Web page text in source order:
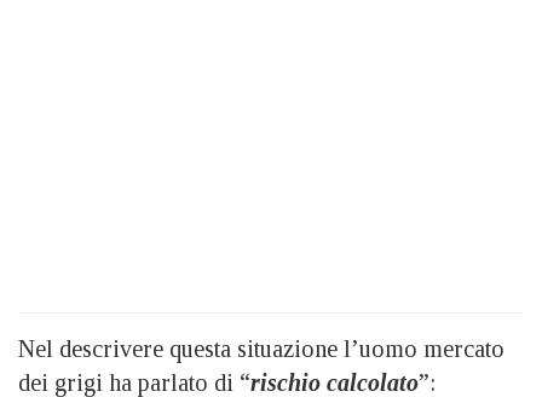
Nel descrivere questa situazione l’uomo mercato
dei grigi ha parlato di “rischio calcolato”: